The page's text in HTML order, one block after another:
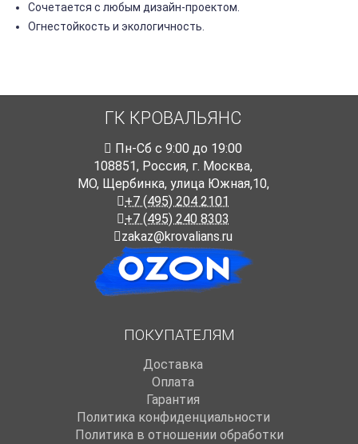
Сочетается с любым дизайн-проектом.
Огнестойкость и экологичность.
ГК КРОВАЛЬЯНС
Пн-Cб с 9:00 до 19:00
108851, Россия, г. Москва,
МО, Щербинка, улица Южная,10,
+7 (495) 204 2101
+7 (495) 240 8303
zakaz@krovalians.ru
ПОКУПАТЕЛЯМ
Доставка
Оплата
Гарантия
Политика конфиденциальности
Политика в отношении обработки